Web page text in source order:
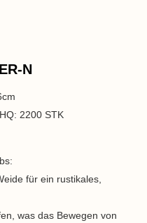
N
2200 STK
für ein rustikales,
was das Bewegen von